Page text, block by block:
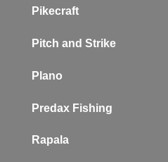
Pikecraft
Pitch and Strike
Plano
Predax Fishing
Rapala